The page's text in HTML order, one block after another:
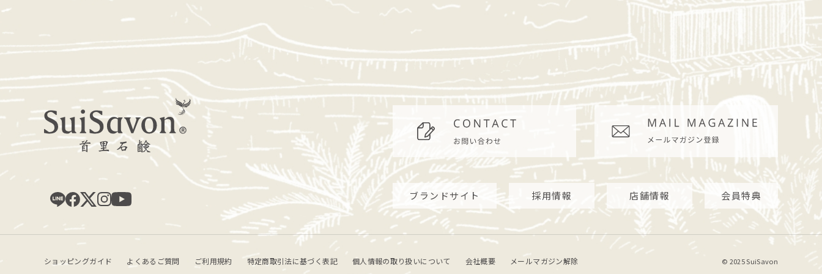
ブランドサイト 採用情報 店舗情報 会員特典
ショッピングガイド よくあるご質問 ご利用規約 特定商取引法に基づく表記 個人情報の取り扱いについて 会社概要 メールマガジン解除 © 2025 SuiSavon